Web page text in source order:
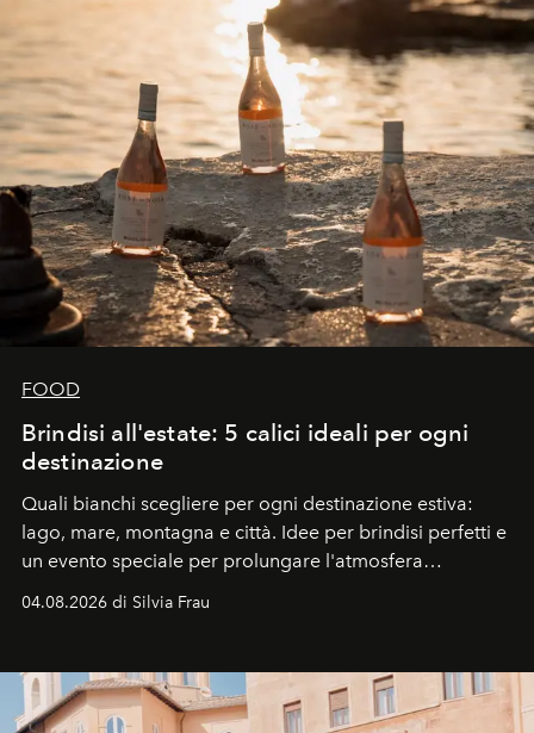
FOOD
Brindisi all'estate: 5 calici ideali per ogni
destinazione
Quali bianchi scegliere per ogni destinazione estiva:
lago, mare, montagna e città. Idee per brindisi perfetti e
un evento speciale per prolungare l'atmosfera
04.08.2026 di Silvia Frau